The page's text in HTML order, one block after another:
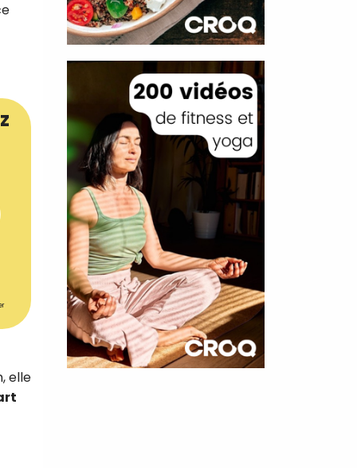
elle
×
de